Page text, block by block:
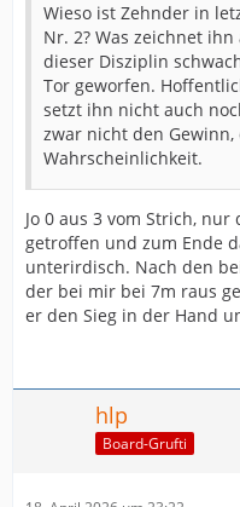
Wieso ist Zehnder in
Nr. 2? Was zeichnet
dieser Disziplin
Tor geworfen.
setzt ihn nicht auch
zwar nicht den
Wahrscheinlichkeit.
Jo 0 aus 3 vom Strich,
getroffen und zum Ende
unterirdisch. Nach den
der bei mir bei 7m raus
er den Sieg in der Hand
hlp
Board-Grufti